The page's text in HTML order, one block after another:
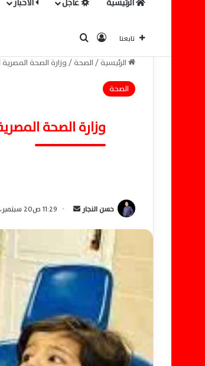
تابعنا تسجيل الدخول
الرئيسية/الصحة/وزارة الصحة
الصحة
وزارة الصحة
حسن النجار
ب
ر
ا
إ
11:29 ص20 سبتمبر، 2025